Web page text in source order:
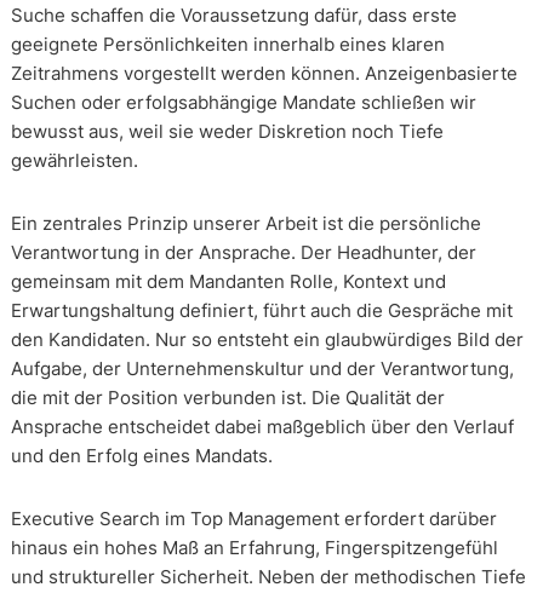
Suche schaffen die Voraussetzung dafür, dass erste
geeignete Persönlichkeiten innerhalb eines klaren
Zeitrahmens vorgestellt werden können. Anzeigenbasierte
Suchen oder erfolgsabhängige Mandate schließen wir
bewusst aus, weil sie weder Diskretion noch Tiefe
gewährleisten.
Ein zentrales Prinzip unserer Arbeit ist die persönliche
Verantwortung in der Ansprache. Der Headhunter, der
gemeinsam mit dem Mandanten Rolle, Kontext und
Erwartungshaltung definiert, führt auch die Gespräche mit
den Kandidaten. Nur so entsteht ein glaubwürdiges Bild der
Aufgabe, der Unternehmenskultur und der Verantwortung,
die mit der Position verbunden ist. Die Qualität der
Ansprache entscheidet dabei maßgeblich über den Verlauf
und den Erfolg eines Mandats.
Executive Search im Top Management erfordert darüber
hinaus ein hohes Maß an Erfahrung, Fingerspitzengefühl
und struktureller Sicherheit. Neben der methodischen Tiefe